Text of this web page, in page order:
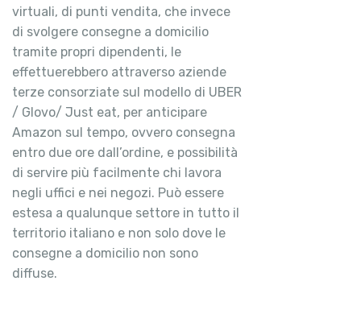
virtuali, di punti vendita, che invece
di svolgere consegne a domicilio
tramite propri dipendenti, le
effettuerebbero attraverso aziende
terze consorziate sul modello di UBER
/ Glovo/ Just eat, per anticipare
Amazon sul tempo, ovvero consegna
entro due ore dall’ordine, e possibilità
di servire più facilmente chi lavora
negli uffici e nei negozi. Può essere
estesa a qualunque settore in tutto il
territorio italiano e non solo dove le
consegne a domicilio non sono
diffuse.